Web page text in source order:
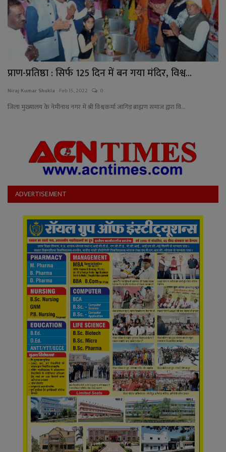
Language
English Hiindi
प्राण-प्रतिष्ठा : सिर्फ 125 दिन में बन गया मंदिर, विश्व...
Niraj Kumar Shukla Feb 15, 2022 0
जिला मुख्यालय के नेमीनाथ नगर में श्री विश्वकर्मा जांगिड़ ब्राह्मण समाज द्वारा वि...
ADVERTISEMENT